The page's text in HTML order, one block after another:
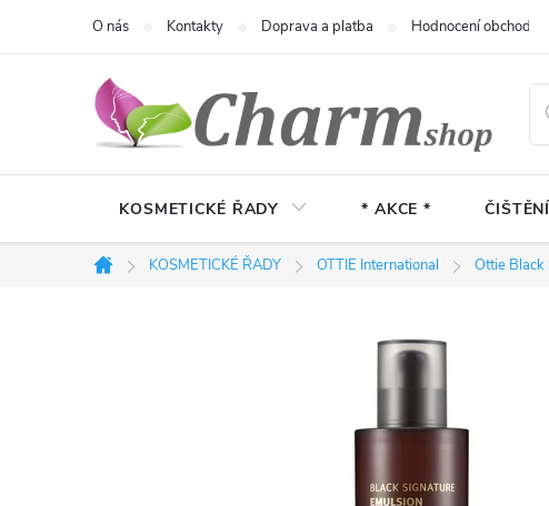
O nás Kontakty Doprava a platba Hodnocení obchodu
KOSMETICKÉ ŘADY * AKCE *
Domů
KOSMETICKÉ ŘADY OTTIE International Ottie Black